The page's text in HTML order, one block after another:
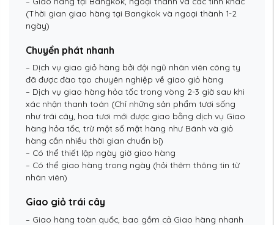
(Thời gian giao hàng tại Bangkok và ngoại thành 1-2
ngày)
Chuyển phát nhanh
– Dịch vụ giao giỏ hàng bởi đội ngũ nhân viên công ty
đã được đào tạo chuyên nghiệp về giao giỏ hàng
– Dịch vụ giao hàng hỏa tốc trong vòng 2-3 giờ sau khi
xác nhận thanh toán (Chỉ những sản phẩm tươi sống
như trái cây, hoa tươi mới được giao bằng dịch vụ Giao
hàng hỏa tốc, trừ một số mặt hàng như Bánh và giỏ
hàng cần nhiều thời gian chuẩn bị)
– Có thể thiết lập ngày giờ giao hàng
– Có thể giao hàng trong ngày (hỏi thêm thông tin từ
nhân viên)
Giao giỏ trái cây
– Giao hàng toàn quốc, bao gồm cả Giao hàng nhanh